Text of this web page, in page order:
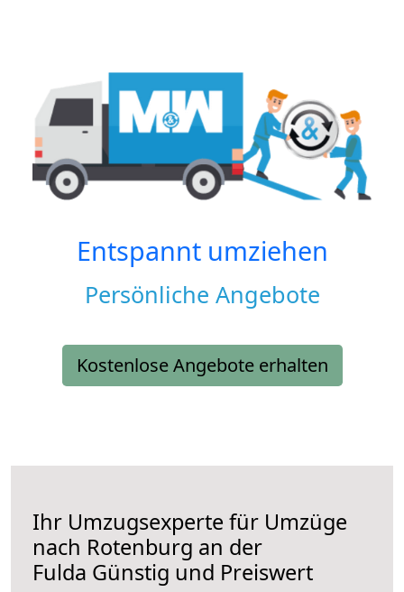
Entspannt umziehen
Persönliche Angebote
Kostenlose Angebote erhalten
Ihr Umzugsexperte für Umzüge
nach Rotenburg an der
Fulda Günstig und Preiswert